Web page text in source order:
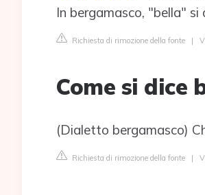
In bergamasco, "bella" si
Richiesta di rimozione della fonte |
Come si dice
(Dialetto bergamasco)
Richiesta di rimozione della fonte |